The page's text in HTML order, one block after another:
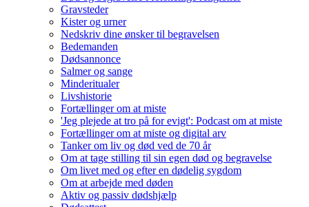
Gravsteder
Kister og urner
Nedskriv dine ønsker til begravelsen
Bedemanden
Dødsannonce
Salmer og sange
Minderitualer
Livshistorie
Fortællinger om at miste
'Jeg plejede at tro på for evigt': Podcast om at miste
Fortællinger om at miste og digital arv
Tanker om liv og død ved de 70 år
Om at tage stilling til sin egen død og begravelse
Om livet med og efter en dødelig sygdom
Om at arbejde med døden
Aktiv og passiv dødshjælp